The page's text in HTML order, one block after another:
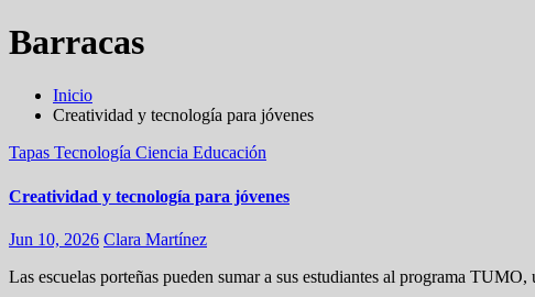
Barracas
Inicio
Creatividad y tecnología para jóvenes
Tapas Tecnología Ciencia Educación
Creatividad y tecnología para jóvenes
Jun 10, 2026 Clara Martínez
Las escuelas porteñas pueden sumar a sus estudiantes al programa